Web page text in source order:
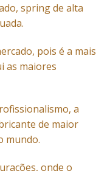
spring de alta
pois é a mais
as maiores
a
de maior
mundo.
onde o